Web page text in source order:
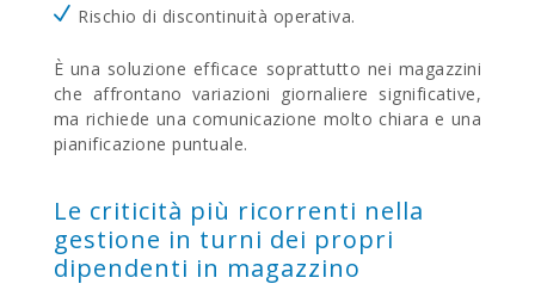
Rischio di discontinuità operativa.
È una soluzione efficace soprattutto nei magazzini
che affrontano variazioni giornaliere significative,
ma richiede una comunicazione molto chiara e una
pianificazione puntuale.
Le criticità più ricorrenti nella
gestione in turni dei propri
dipendenti in magazzino